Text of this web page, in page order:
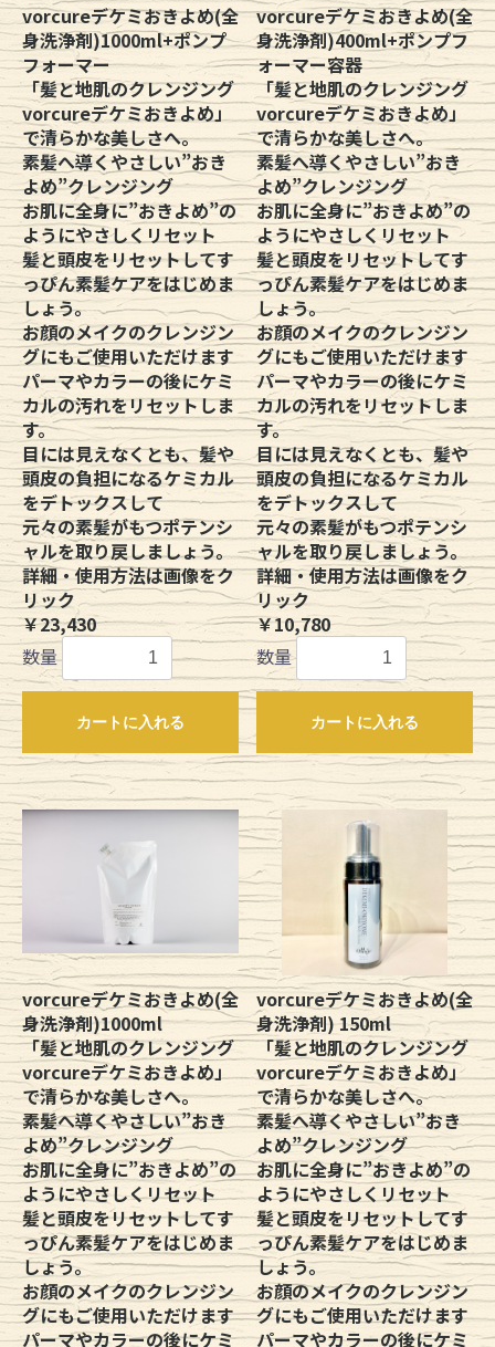
vorcureデケミおきよめ(全
身洗浄剤)1000ml+ポンプ
フォーマー
「髪と地肌のクレンジング
vorcureデケミおきよめ」
で清らかな美しさへ。
素髪へ導くやさしい”おき
よめ”クレンジング
お肌に全身に”おきよめ”の
ようにやさしくリセット
髪と頭皮をリセットしてす
っぴん素髪ケアをはじめま
しょう。
お顔のメイクのクレンジン
グにもご使用いただけます
パーマやカラーの後にケミ
カルの汚れをリセットしま
す。
目には見えなくとも、髪や
頭皮の負担になるケミカル
をデトックスして
元々の素髪がもつポテンシ
ャルを取り戻しましょう。
詳細・使用方法は画像をク
リック
￥23,430
数量
カートに入れる
vorcureデケミおきよめ(全
身洗浄剤)400ml+ポンプフ
ォーマー容器
「髪と地肌のクレンジング
vorcureデケミおきよめ」
で清らかな美しさへ。
素髪へ導くやさしい”おき
よめ”クレンジング
お肌に全身に”おきよめ”の
ようにやさしくリセット
髪と頭皮をリセットしてす
っぴん素髪ケアをはじめま
しょう。
お顔のメイクのクレンジン
グにもご使用いただけます
パーマやカラーの後にケミ
カルの汚れをリセットしま
す。
目には見えなくとも、髪や
頭皮の負担になるケミカル
をデトックスして
元々の素髪がもつポテンシ
ャルを取り戻しましょう。
詳細・使用方法は画像をク
リック
￥10,780
数量
カートに入れる
vorcureデケミおきよめ(全
身洗浄剤)1000ml
「髪と地肌のクレンジング
vorcureデケミおきよめ」
で清らかな美しさへ。
素髪へ導くやさしい”おき
よめ”クレンジング
お肌に全身に”おきよめ”の
ようにやさしくリセット
髪と頭皮をリセットしてす
っぴん素髪ケアをはじめま
しょう。
お顔のメイクのクレンジン
グにもご使用いただけます
パーマやカラーの後にケミ
vorcureデケミおきよめ(全
身洗浄剤) 150ml
「髪と地肌のクレンジング
vorcureデケミおきよめ」
で清らかな美しさへ。
素髪へ導くやさしい”おき
よめ”クレンジング
お肌に全身に”おきよめ”の
ようにやさしくリセット
髪と頭皮をリセットしてす
っぴん素髪ケアをはじめま
しょう。
お顔のメイクのクレンジン
グにもご使用いただけます
パーマやカラーの後にケミ